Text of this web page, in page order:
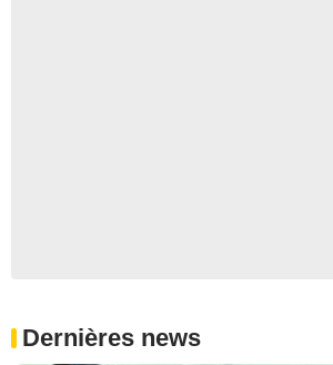
Dernières news